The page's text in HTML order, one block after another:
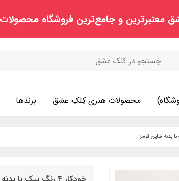
معتبرترین و جامع‌ترین فروشگاه
محصولات هنری کِلکِ عشق برندها